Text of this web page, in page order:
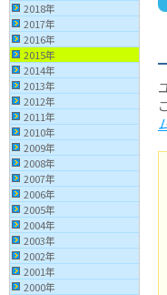
2018年
2017年
2016年
2015年
2014年
2013年
2012年
2011年
2010年
2009年
2008年
2007年
2006年
2005年
2004年
2003年
2002年
2001年
2000年